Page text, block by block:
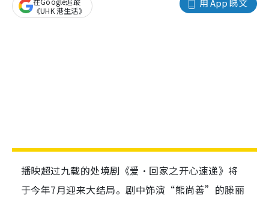
用 App 睇文
《UHK 港生活》
播映超过九载的处境剧《爱•回家之开心速递》将
于今年7月迎来大结局。剧中饰演“熊尚善”的滕丽